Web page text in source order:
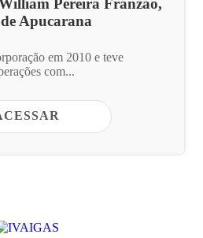
Pereira Franzão,
Apucarana
em 2010 e teve
com...